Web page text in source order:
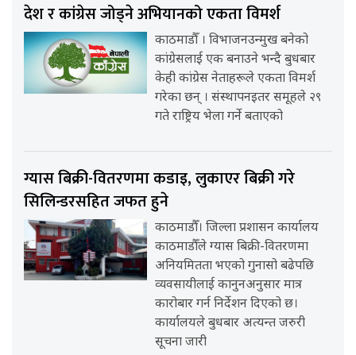
देश र कांग्रेस जोड्ने अभियानको एकता विमर्श
काठमाडौँ । विभाजनउन्मुख बनेको
कांग्रेसलाई एक बनाउने भन्दै बुधबार
केही कांग्रेस नेताहरूले एकता विमर्श
गरेका छन् । संस्थापनइतर समूहले २९
गते राष्ट्रिय भेला गर्ने बताएको
ग्यास बिक्री-वितरणमा कडाइ, लुकाएर बिक्री गरे
सिलिन्डरसहित जफत हुने
काठमाडौँ। जिल्ला प्रशासन कार्यालय
काठमाडौँले ग्यास बिक्री-वितरणमा
अनियमितता भएको गुनासो बढेपछि
व्यवसायीलाई कानुनअनुसार मात्र
कारोबार गर्न निर्देशन दिएको छ।
कार्यालयले बुधबार अत्यन्त जरुरी
सूचना जारी